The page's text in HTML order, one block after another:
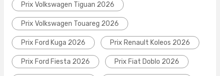
Prix Volkswagen Tiguan 2026
Prix Volkswagen Touareg 2026
Prix Ford Kuga 2026 Prix Renault Koleos 2026
Prix Ford Fiesta 2026 Prix Fiat Doblo 2026